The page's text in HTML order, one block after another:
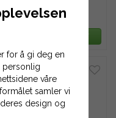
148 kr 192 kr
LEGG TIL HANDLEKURV
for å gi deg en
personlig
våre
samler vi
design og